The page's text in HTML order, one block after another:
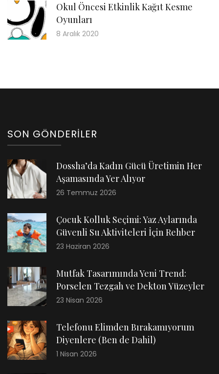
Okul Öncesi Etkinlik Kağıt Kesme
Oyunları
8 Aralık 2020
SON GÖNDERILER
Dossha’da Kadın Gücü Üretimin Her
Aşamasında Yer Alıyor
26 Temmuz 2026
Çocuk Kolluk Seçimi: Yaz Aylarında
Güvenli Su Aktiviteleri İçin Rehber
23 Haziran 2026
Mutfak Tasarımında Yeni Trend:
Porselen Tezgah ve Dekton Yüzeyler
23 Nisan 2026
Telefonu Elimden Bırakamıyorum
Diyenlere (Ben de Dahil)
1 Nisan 2026